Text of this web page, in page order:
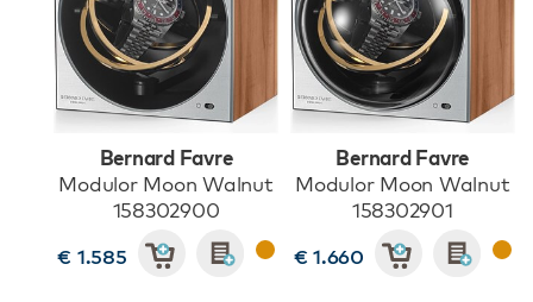
Bernard Favre
Modulor Moon Walnut
158302900
€ 1.585
Bernard Favre
Modulor Moon Walnut
158302901
€ 1.660